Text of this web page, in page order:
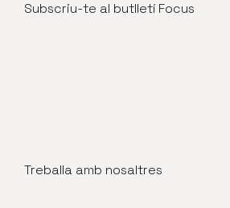
Subscriu-te al butlletí Focus
Treballa amb nosaltres